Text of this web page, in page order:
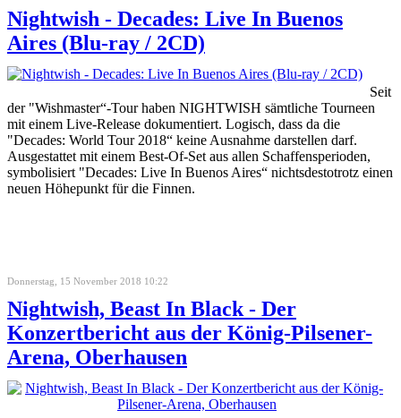
Nightwish - Decades: Live In Buenos
Aires (Blu-ray / 2CD)
Seit
der "Wishmaster“-Tour haben NIGHTWISH sämtliche Tourneen
mit einem Live-Release dokumentiert. Logisch, dass da die
"Decades: World Tour 2018“ keine Ausnahme darstellen darf.
Ausgestattet mit einem Best-Of-Set aus allen Schaffensperioden,
symbolisiert "Decades: Live In Buenos Aires“ nichtsdestotrotz einen
neuen Höhepunkt für die Finnen.
Donnerstag, 15 November 2018 10:22
Nightwish, Beast In Black - Der
Konzertbericht aus der König-Pilsener-
Arena, Oberhausen